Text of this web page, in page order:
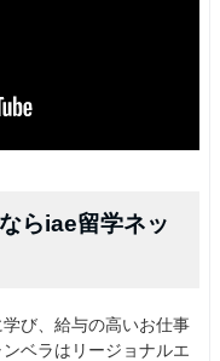
らiae留学ネッ
び、給与の高いお仕事
ベラはリージョナルエ